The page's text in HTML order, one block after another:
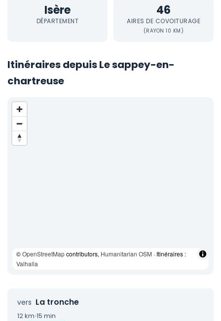
Isère
DÉPARTEMENT
46
AIRES DE COVOITURAGE
(RAYON 10 KM)
Itinéraires depuis Le sappey-en-
chartreuse
©OpenStreetMapcontributors, Humanitarian OSM · Itinéraires :
Valhalla
vers La tronche
12 km·15 min